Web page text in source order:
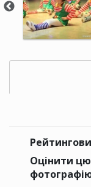
Оцінити цю